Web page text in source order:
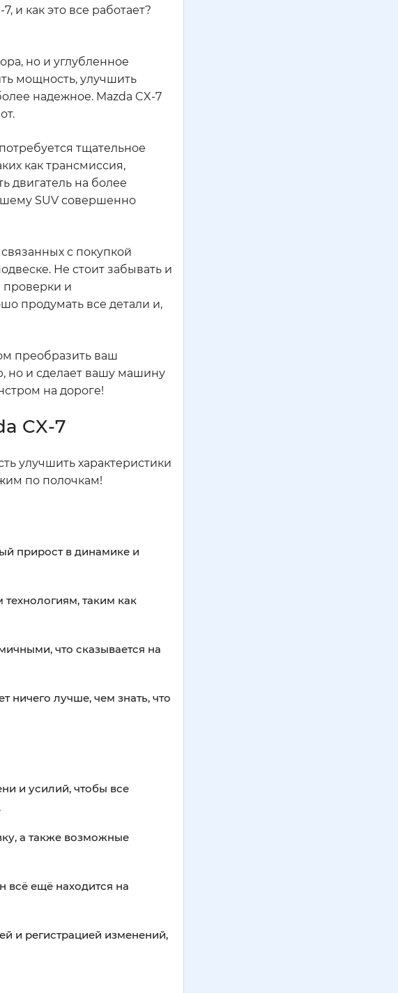
и как это все работает?
но и углубленное
мощность, улучшить
надежное. Mazda CX-7
тщательное
как трансмиссия,
двигатель на более
SUV совершенно
с покупкой
Не стоит забывать и
проверки и
продумать все детали и,
преобразить ваш
но и сделает вашу машину
на дороге!
CX-7
улучшить характеристики
по полочкам!
прирост в динамике и
таким как
что сказывается на
ничего лучше, чем знать, что
и усилий, чтобы все
а также возможные
всё ещё находится на
и регистрацией изменений,